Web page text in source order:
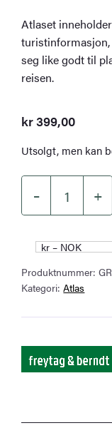
Atlaset
seg like godt til
reisen.
kr399,00
Utsolgt, men kan
–
stort
bilatlas
(flerspråklig)
antall
+
kr – NOK
Produktnummer:
Kategori:Atlas